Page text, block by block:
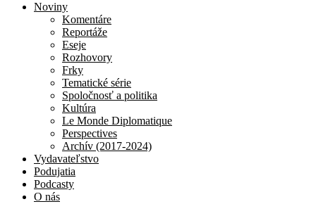
Noviny
Komentáre
Reportáže
Eseje
Rozhovory
Frky
Tematické série
Spoločnosť a politika
Kultúra
Le Monde Diplomatique
Perspectives
Archív (2017-2024)
Vydavateľstvo
Podujatia
Podcasty
O nás